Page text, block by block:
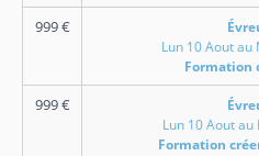
999€
Lun 10 Aout au
Formation
999€
Lun 10 Aout
Formation